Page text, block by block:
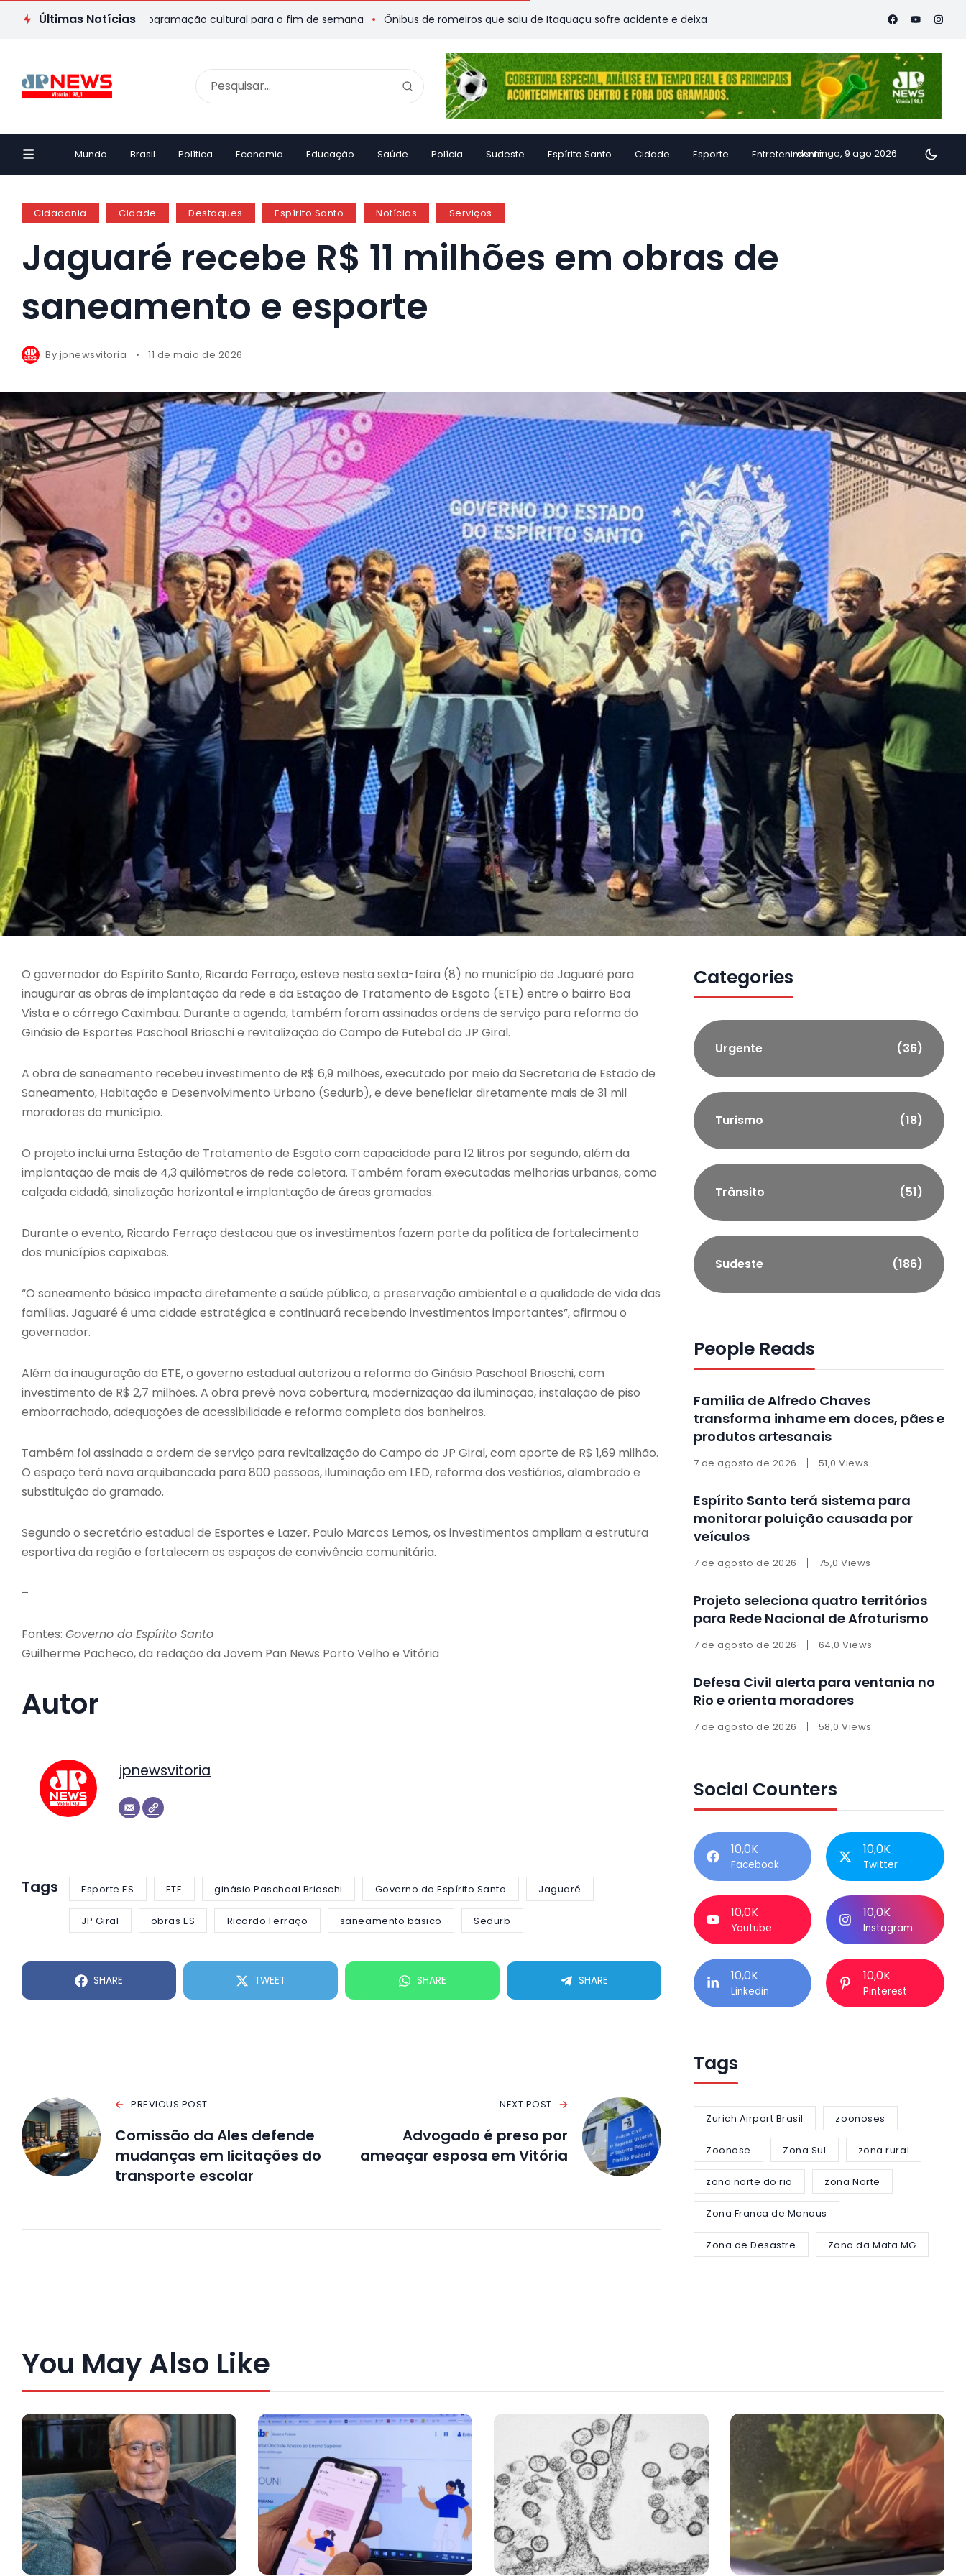
Últimas Notícias
veja passeios e programação cultural para o fim de semana Ônibus de romeiros que saiu de Itaguaçu sofre acidente e deixa vítimas Família de Alfredo Chaves transforma inhame
Mundo Brasil Política Economia Educação Saúde Polícia Sudeste Espírito Santo Cidade Esporte Entretenimentodomingo, 9 ago 2026
Cidadania Cidade Destaques Espírito Santo Notícias Serviços
Jaguaré recebe R$ 11 milhões em obras de
saneamento e esporte
By jpnewsvitoria 11 de maio de 2026
O governador do Espírito Santo, Ricardo Ferraço, esteve nesta sexta-feira (8) no município de Jaguaré para
inaugurar as obras de implantação da rede e da Estação de Tratamento de Esgoto (ETE) entre o bairro Boa
Vista e o córrego Caximbau. Durante a agenda, também foram assinadas ordens de serviço para reforma do
Ginásio de Esportes Paschoal Brioschi e revitalização do Campo de Futebol do JP Giral.
A obra de saneamento recebeu investimento de R$ 6,9 milhões, executado por meio da Secretaria de Estado de
Saneamento, Habitação e Desenvolvimento Urbano (Sedurb), e deve beneficiar diretamente mais de 31 mil
moradores do município.
O projeto inclui uma Estação de Tratamento de Esgoto com capacidade para 12 litros por segundo, além da
implantação de mais de 4,3 quilômetros de rede coletora. Também foram executadas melhorias urbanas, como
calçada cidadã, sinalização horizontal e implantação de áreas gramadas.
Durante o evento, Ricardo Ferraço destacou que os investimentos fazem parte da política de fortalecimento
dos municípios capixabas.
“O saneamento básico impacta diretamente a saúde pública, a preservação ambiental e a qualidade de vida das
famílias. Jaguaré é uma cidade estratégica e continuará recebendo investimentos importantes”, afirmou o
governador.
Além da inauguração da ETE, o governo estadual autorizou a reforma do Ginásio Paschoal Brioschi, com
investimento de R$ 2,7 milhões. A obra prevê nova cobertura, modernização da iluminação, instalação de piso
emborrachado, adequações de acessibilidade e reforma completa dos banheiros.
Também foi assinada a ordem de serviço para revitalização do Campo do JP Giral, com aporte de R$ 1,69 milhão.
O espaço terá nova arquibancada para 800 pessoas, iluminação em LED, reforma dos vestiários, alambrado e
substituição do gramado.
Segundo o secretário estadual de Esportes e Lazer, Paulo Marcos Lemos, os investimentos ampliam a estrutura
esportiva da região e fortalecem os espaços de convivência comunitária.
–
Fontes: Governo do Espírito Santo
Guilherme Pacheco, da redação da Jovem Pan News Porto Velho e Vitória
Autor
jpnewsvitoria
Tags Esporte ES ETE ginásio Paschoal Brioschi Governo do Espírito Santo Jaguaré
JP Giral obras ES Ricardo Ferraço saneamento básico Sedurb
SHARE TWEET SHARE SHARE
PREVIOUS POST
Comissão da Ales defende
mudanças em licitações do
transporte escolar
NEXT POST
Advogado é preso por
ameaçar esposa em Vitória
Categories
Urgente (36)
Turismo (18)
Trânsito (51)
Sudeste (186)
People Reads
Família de Alfredo Chaves
transforma inhame em doces, pães e
produtos artesanais
7 de agosto de 2026 51,0 Views
Espírito Santo terá sistema para
monitorar poluição causada por
veículos
7 de agosto de 2026 75,0 Views
Projeto seleciona quatro territórios
para Rede Nacional de Afroturismo
7 de agosto de 2026 64,0 Views
Defesa Civil alerta para ventania no
Rio e orienta moradores
7 de agosto de 2026 58,0 Views
Social Counters
10,0K
Facebook
10,0K
Twitter
10,0K
Youtube
10,0K
Instagram
10,0K
Linkedin
10,0K
Pinterest
Tags
Zurich Airport Brasil zoonoses
Zoonose Zona Sul zona rural
zona norte do rio zona Norte
Zona Franca de Manaus
Zona de Desastre Zona da Mata MG
You May Also Like